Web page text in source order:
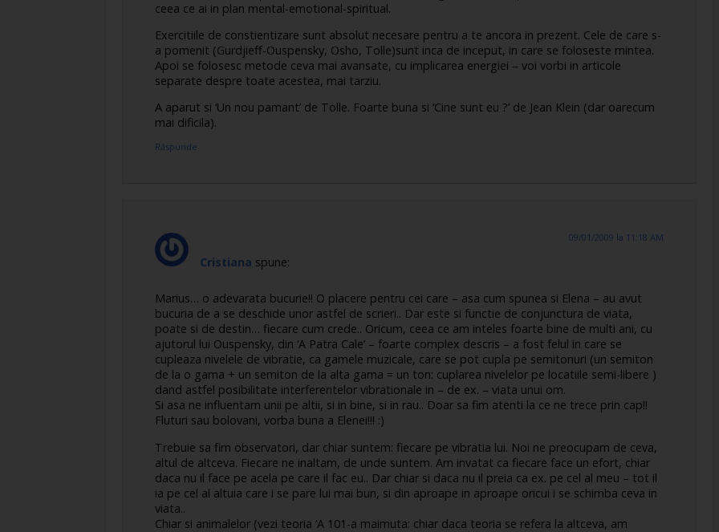
ceea ce ai in plan mental-emotional-spiritual.
Exercitiile de constientizare sunt absolut necesare pentru a te ancora in prezent. Cele de care s-
a pomenit (Gurdjieff-Ouspensky, Osho, Tolle)sunt inca de inceput, in care se foloseste mintea.
Apoi se folosesc metode ceva mai avansate, cu implicarea energiei – voi vorbi in articole
separate despre toate acestea, mai tarziu.
A aparut si ‘Un nou pamant’ de Tolle. Foarte buna si ‘Cine sunt eu ?’ de Jean Klein (dar oarecum
mai dificila).
Răspunde
Cristiana spune:
09/01/2009 la 11:18 AM
Marius… o adevarata bucurie!! O placere pentru cei care – asa cum spunea si Elena – au avut
bucuria de a se deschide unor astfel de scrieri.. Dar este si functie de conjunctura de viata,
poate si de destin… fiecare cum crede.. Oricum, ceea ce am inteles foarte bine de multi ani, cu
ajutorul lui Ouspensky, din ‘A Patra Cale’ – foarte complex descris – a fost felul in care se
cupleaza nivelele de vibratie, ca gamele muzicale, care se pot cupla pe semitonuri (un semiton
de la o gama + un semiton de la alta gama = un ton: cuplarea nivelelor pe locatiile semi-libere )
dand astfel posibilitate interferentelor vibrationale in – de ex. – viata unui om.
Si asa ne influentam unii pe altii, si in bine, si in rau.. Doar sa fim atenti la ce ne trece prin cap!!
Fluturi sau bolovani, vorba buna a Elenei!!! :)
Trebuie sa fim observatori, dar chiar suntem: fiecare pe vibratia lui. Noi ne preocupam de ceva,
altul de altceva. Fiecare ne inaltam, de unde suntem. Am invatat ca fiecare face un efort, chiar
daca nu il face pe acela pe care il fac eu.. Dar chiar si daca nu il preia ca ex. pe cel al meu – tot il
ia pe cel al altuia care i se pare lui mai bun, si din aproape in aproape oricui i se schimba ceva in
viata..
Chiar si animalelor (vezi teoria ‘A 101-a maimuta: chiar daca teoria se refera la altceva, am